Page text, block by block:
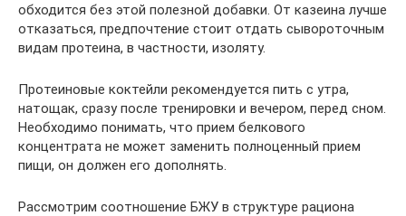
обходится без этой полезной добавки. От казеина лучше
отказаться, предпочтение стоит отдать сывороточным
видам протеина, в частности, изоляту.
Протеиновые коктейли рекомендуется пить с утра,
натощак, сразу после тренировки и вечером, перед сном.
Необходимо понимать, что прием белкового
концентрата не может заменить полноценный прием
пищи, он должен его дополнять.
Рассмотрим соотношение БЖУ в структуре рациона